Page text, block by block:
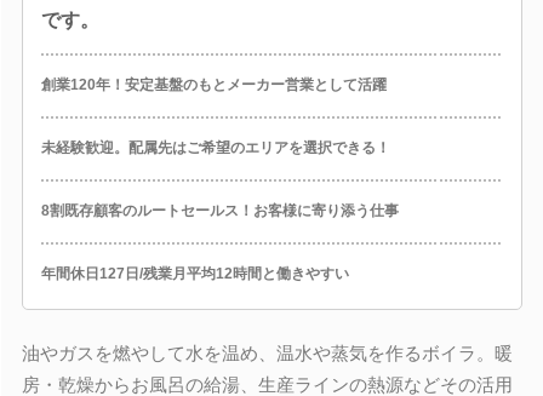
です。
創業120年！安定基盤のもとメーカー営業として活躍
未経験歓迎。配属先はご希望のエリアを選択できる！
8割既存顧客のルートセールス！お客様に寄り添う仕事
年間休日127日/残業月平均12時間と働きやすい
油やガスを燃やして水を温め、温水や蒸気を作るボイラ。暖
房・乾燥からお風呂の給湯、生産ラインの熱源などその活用